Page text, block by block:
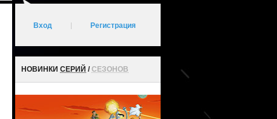
Вход Регистрация
НОВИНКИ СЕРИЙ /СЕЗОНОВ